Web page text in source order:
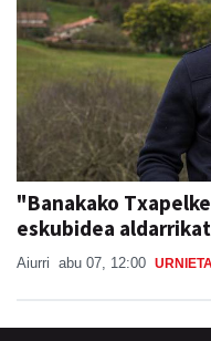
"Banakako
eskubidea
Aiurri abu 07, 12:00